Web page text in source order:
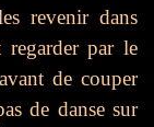
revenir dans
regarder par le
de couper
de danse sur